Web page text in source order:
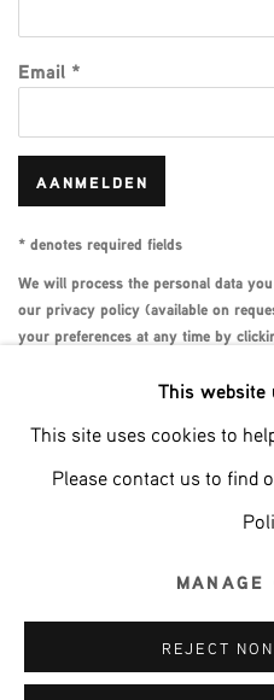
Email *
AANMELDEN
* denotes required fields
We will process the personal data
our privacy policy (available on
your preferences at any time by
Phone: +31 (0)13 303 001 1
MANAGE COOKIES
SITE BY ARTLOGIC
This website
This site uses cookies to
Please contact us to find
MANAGE
REJECT